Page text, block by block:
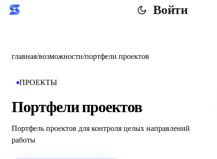
Войти
главная/возможности/портфели проектов
ПРОЕКТЫ
Портфели проектов
Портфель проектов для контроля целых направлений
работы